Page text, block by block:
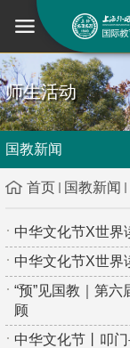
师生活动
国教新闻
首页 国教新闻
中华文化节X世界
中华文化节X世界
“预”见国教｜第
顾
中华文化节丨叩